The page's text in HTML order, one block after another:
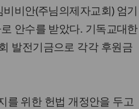
비안(주님의제자교회) 엄기
안수를 받았다. 기독교대한
발전기금으로 각각 후원금
를 위한 헌법 개정안을 두고